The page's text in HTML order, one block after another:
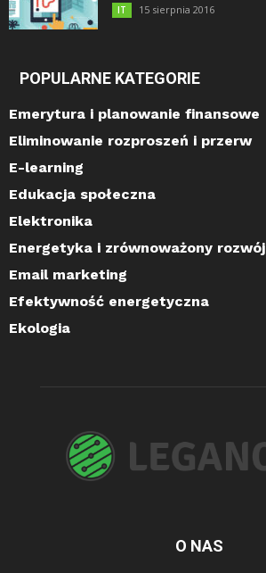
IT 15 sierpnia 2016
POPULARNE KATEGORIE
Emerytura i planowanie finansowe
Eliminowanie rozproszeń i przerw
E-learning
Edukacja społeczna
Elektronika
Energetyka i zrównoważony rozwój
Email marketing
Efektywność energetyczna
Ekologia
O NAS